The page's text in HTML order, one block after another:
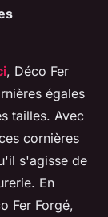
, Déco Fer
égales
tailles. Avec
cornières
s'agisse de
En
Fer Forgé,